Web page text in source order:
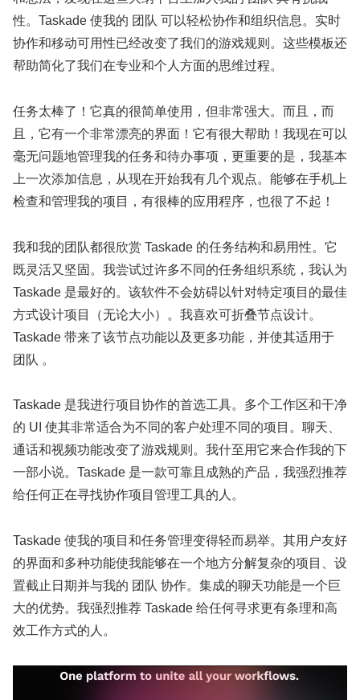
性。Taskade 使我的 团队 可以轻松协作和组织信息。实时
协作和移动可用性已经改变了我们的游戏规则。这些模板还
帮助简化了我们在专业和个人方面的思维过程。
任务太棒了！它真的很简单使用，但非常强大。而且，而
且，它有一个非常漂亮的界面！它有很大帮助！我现在可以
毫无问题地管理我的任务和待办事项，更重要的是，我基本
上一次添加信息，从现在开始我有几个观点。能够在手机上
检查和管理我的项目，有很棒的应用程序，也很了不起！
我和我的团队都很欣赏 Taskade 的任务结构和易用性。它
既灵活又坚固。我尝试过许多不同的任务组织系统，我认为
Taskade 是最好的。该软件不会妨碍以针对特定项目的最佳
方式设计项目（无论大小）。我喜欢可折叠节点设计。
Taskade 带来了该节点功能以及更多功能，并使其适用于
团队 。
Taskade 是我进行项目协作的首选工具。多个工作区和干净
的 UI 使其非常适合为不同的客户处理不同的项目。聊天、
通话和视频功能改变了游戏规则。我什至用它来合作我的下
一部小说。Taskade 是一款可靠且成熟的产品，我强烈推荐
给任何正在寻找协作项目管理工具的人。
Taskade 使我的项目和任务管理变得轻而易举。其用户友好
的界面和多种功能使我能够在一个地方分解复杂的项目、设
置截止日期并与我的 团队 协作。集成的聊天功能是一个巨
大的优势。我强烈推荐 Taskade 给任何寻求更有条理和高
效工作方式的人。